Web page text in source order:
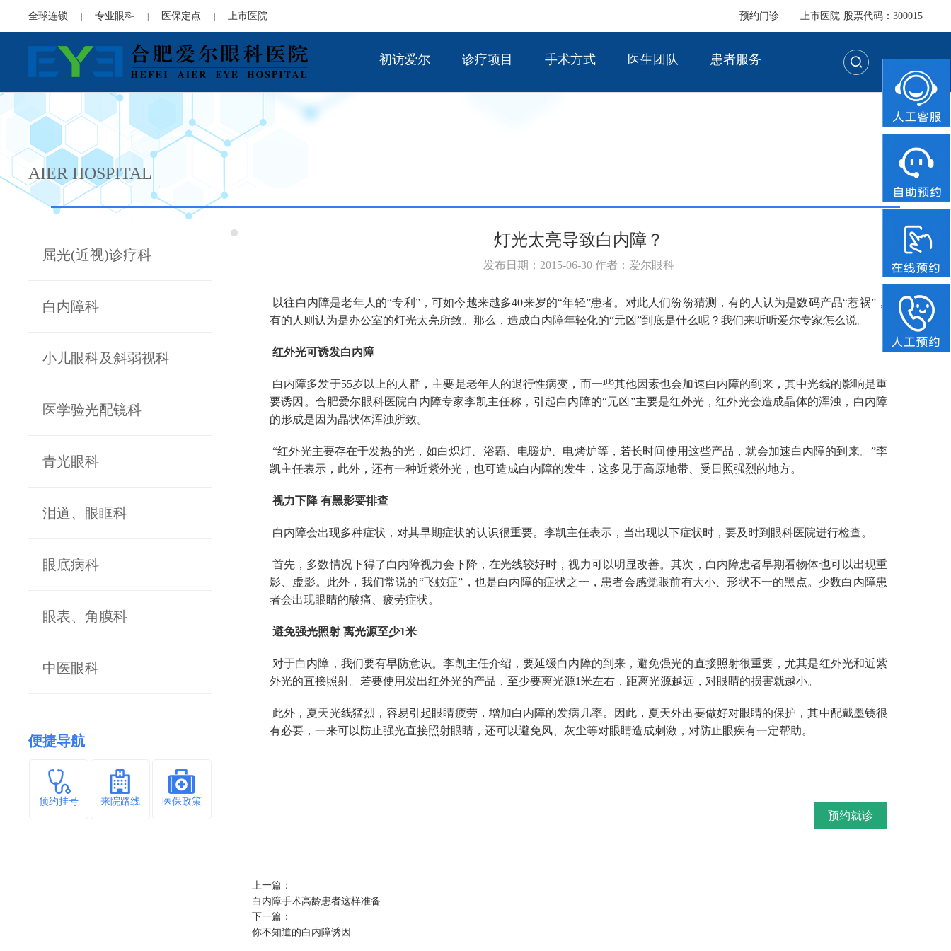
全球连锁 | 专业眼科 | 医保定点 | 上市医院 预约门诊 上市医院·股票代码：300015
初访爱尔 诊疗项目 手术方式 医生团队 患者服务
AIER HOSPITAL
屈光(近视)诊疗科
白内障科
小儿眼科及斜弱视科
医学验光配镜科
青光眼科
泪道、眼眶科
眼底病科
眼表、角膜科
中医眼科
便捷导航
预约挂号 来院路线 医保政策
灯光太亮导致白内障？
发布日期：2015-06-30 作者：爱尔眼科
以往白内障是老年人的“专利”，可如今越来越多40来岁的“年轻”患者。对此人们纷纷猜测，有的人认为是数码产品“惹祸”，
有的人则认为是办公室的灯光太亮所致。那么，造成白内障年轻化的“元凶”到底是什么呢？我们来听听爱尔专家怎么说。
红外光可诱发白内障
白内障多发于55岁以上的人群，主要是老年人的退行性病变，而一些其他因素也会加速白内障的到来，其中光线的影响是重
要诱因。合肥爱尔眼科医院白内障专家李凯主任称，引起白内障的“元凶”主要是红外光，红外光会造成晶体的浑浊，白内障
的形成是因为晶状体浑浊所致。
“红外光主要存在于发热的光，如白炽灯、浴霸、电暖炉、电烤炉等，若长时间使用这些产品，就会加速白内障的到来。”李
凯主任表示，此外，还有一种近紫外光，也可造成白内障的发生，这多见于高原地带、受日照强烈的地方。
视力下降 有黑影要排查
白内障会出现多种症状，对其早期症状的认识很重要。李凯主任表示，当出现以下症状时，要及时到眼科医院进行检查。
首先，多数情况下得了白内障视力会下降，在光线较好时，视力可以明显改善。其次，白内障患者早期看物体也可以出现重
影、虚影。此外，我们常说的“飞蚊症”，也是白内障的症状之一，患者会感觉眼前有大小、形状不一的黑点。少数白内障患
者会出现眼睛的酸痛、疲劳症状。
避免强光照射 离光源至少1米
对于白内障，我们要有早防意识。李凯主任介绍，要延缓白内障的到来，避免强光的直接照射很重要，尤其是红外光和近紫
外光的直接照射。若要使用发出红外光的产品，至少要离光源1米左右，距离光源越远，对眼睛的损害就越小。
此外，夏天光线猛烈，容易引起眼睛疲劳，增加白内障的发病几率。因此，夏天外出要做好对眼睛的保护，其中配戴墨镜很
有必要，一来可以防止强光直接照射眼睛，还可以避免风、灰尘等对眼睛造成刺激，对防止眼疾有一定帮助。
预约就诊
上一篇：
白内障手术高龄患者这样准备
下一篇：
你不知道的白内障诱因……